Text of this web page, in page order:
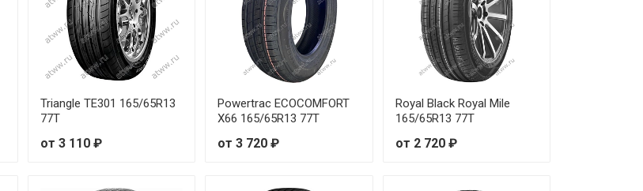
Triangle TE301 165/65R13
77T
от 3 110 ₽
Powertrac ECOCOMFORT
X66 165/65R13 77T
от 3 720 ₽
Royal Black Royal Mile
165/65R13 77T
от 2 720 ₽